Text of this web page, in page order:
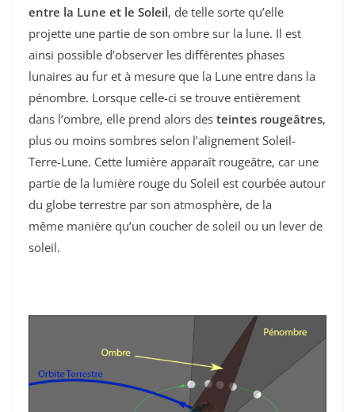
entre la Lune et le Soleil, de telle sorte qu’elle
projette une partie de son ombre sur la lune. Il est
ainsi possible d’observer les différentes phases
lunaires au fur et à mesure que la Lune entre dans la
pénombre. Lorsque celle-ci se trouve entièrement
dans l’ombre, elle prend alors des teintes rougeâtres,
plus ou moins sombres selon l’alignement Soleil-
Terre-Lune. Cette lumière apparaît rougeâtre, car une
partie de la lumière rouge du Soleil est courbée autour
du globe terrestre par son atmosphère, de la
même manière qu’un coucher de soleil ou un lever de
soleil.